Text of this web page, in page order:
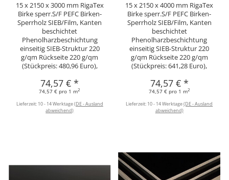
15 x 2150 x 3000 mm RigaTex
Birke sperr.S/F PEFC Birken-
Sperrholz SIEB/Film, Kanten
beschichtet
Phenolharzbeschichtung
einseitig SIEB-Struktur 220
g/qm Rückseite 220 g/qm
(Stückpreis: 480,96 Euro),
74,57 €*
74,57 € pro 1 m2
Lieferzeit: 10 - 14 Werktage(DE - Ausland
abweichend)
15 x 2150 x 4000 mm RigaTex
Birke sperr.S/F PEFC Birken-
Sperrholz SIEB/Film, Kanten
beschichtet
Phenolharzbeschichtung
einseitig SIEB-Struktur 220
g/qm Rückseite 220 g/qm
(Stückpreis: 641,28 Euro),
74,57 € *
74,57 € pro 1 m2
Lieferzeit: 10 - 14 Werktage(DE - Ausland
abweichend)